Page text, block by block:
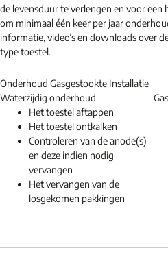
de levensduur te verlengen en voor
om minimaal één keer per jaar
informatie, video’s en downloads over
type toestel.
Onderhoud Gasgestookte Installatie
Waterzijdig onderhoud
Het toestel aftappen
Het toestel ontkalken
Controleren van de anode(s)
en deze indien nodig
vervangen
Het vervangen van de
losgekomen pakkingen